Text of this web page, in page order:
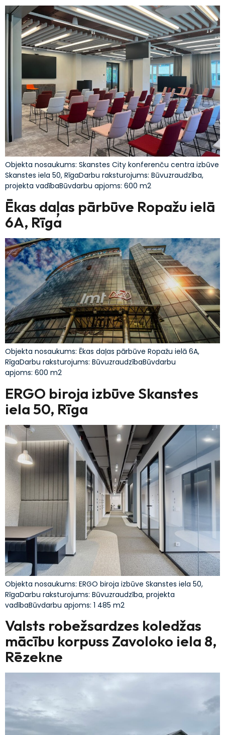
Objekta nosaukums: Skanstes City konferenču centra izbūve
Skanstes iela 50, RīgaDarbu raksturojums: Būvuzraudzība,
projekta vadībaBūvdarbu apjoms: 600 m2
Ēkas daļas pārbūve Ropažu ielā
6A, Rīga
Objekta nosaukums: Ēkas daļas pārbūve Ropažu ielā 6A,
RīgaDarbu raksturojums: BūvuzraudzībaBūvdarbu
apjoms: 600 m2
ERGO biroja izbūve Skanstes
iela 50, Rīga
Objekta nosaukums: ERGO biroja izbūve Skanstes iela 50,
RīgaDarbu raksturojums: Būvuzraudzība, projekta
vadībaBūvdarbu apjoms: 1 485 m2
Valsts robežsardzes koledžas
mācību korpuss Zavoloko iela 8,
Rēzekne